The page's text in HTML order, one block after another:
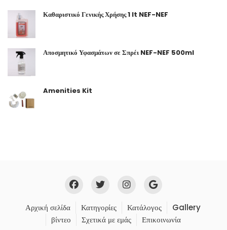
Καθαριστικό Γενικής Χρήσης 1 lt NEF-NEF
Αποσμητικό Υφασμάτων σε Σπρέι NEF-NEF 500ml
Amenities Kit
Αρχική σελίδα Κατηγορίες Κατάλογος
Gallery
βίντεο
Σχετικά με εμάς
Επικοινωνία